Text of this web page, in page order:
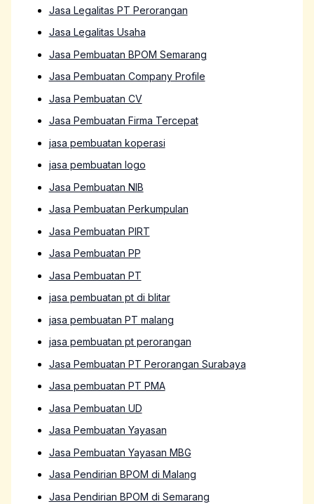
Jasa Legalitas PT Perorangan
Jasa Legalitas Usaha
Jasa Pembuatan BPOM Semarang
Jasa Pembuatan Company Profile
Jasa Pembuatan CV
Jasa Pembuatan Firma Tercepat
jasa pembuatan koperasi
jasa pembuatan logo
Jasa Pembuatan NIB
Jasa Pembuatan Perkumpulan
Jasa Pembuatan PIRT
Jasa Pembuatan PP
Jasa Pembuatan PT
jasa pembuatan pt di blitar
jasa pembuatan PT malang
jasa pembuatan pt perorangan
Jasa Pembuatan PT Perorangan Surabaya
Jasa pembuatan PT PMA
Jasa Pembuatan UD
Jasa Pembuatan Yayasan
Jasa Pembuatan Yayasan MBG
Jasa Pendirian BPOM di Malang
Jasa Pendirian BPOM di Semarang